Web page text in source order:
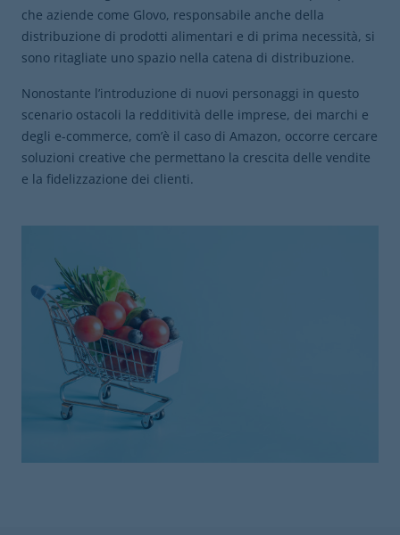
che aziende come Glovo, responsabile anche della
distribuzione di prodotti alimentari e di prima necessità, si
sono ritagliate uno spazio nella catena di distribuzione.
Nonostante l’introduzione di nuovi personaggi in questo
scenario ostacoli la redditività delle imprese, dei marchi e
degli e-commerce, com’è il caso di Amazon, occorre cercare
soluzioni creative che permettano la crescita delle vendite
e la fidelizzazione dei clienti.